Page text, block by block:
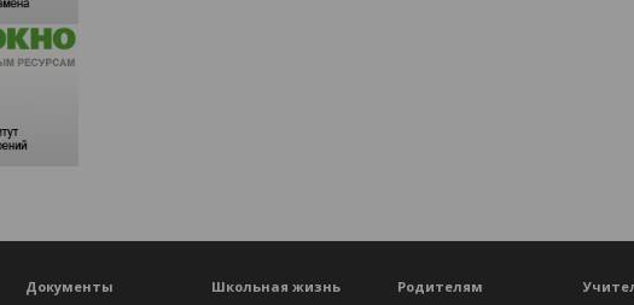
Документы
Школьная жизнь
Родителям